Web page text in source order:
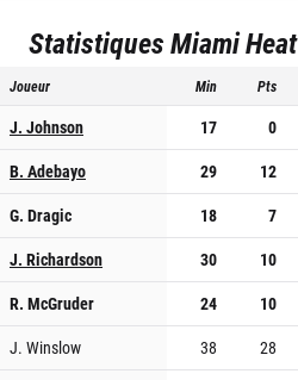
StatistiquesMiami Heat
Joueur Min Pts
J. Johnson 17 0
B. Adebayo
29 12
G. Dragic
18 7
J. Richardson
30 10
R. McGruder
24 10
J. Winslow
38 28